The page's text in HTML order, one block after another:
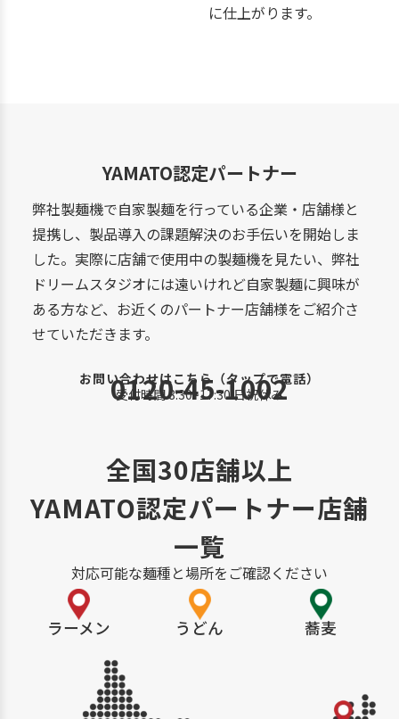
に仕上がります。
YAMATO認定パートナー
弊社製麺機で自家製麺を行っている企業・店舗様と
提携し、製品導入の課題解決のお手伝いを開始しま
した。実際に店舗で使用中の製麺機を見たい、弊社
ドリームスタジオには遠いけれど自家製麺に興味が
ある方など、お近くのパートナー店舗様をご紹介さ
せていただきます。
お問い合わせはこちら（タップで電話）
0120-45-1002
受付時間 8:30~17:30 日祝休み
全国30店舗以上
YAMATO認定パートナー店舗
一覧
対応可能な麺種と場所をご確認ください
ラーメン うどん 蕎麦